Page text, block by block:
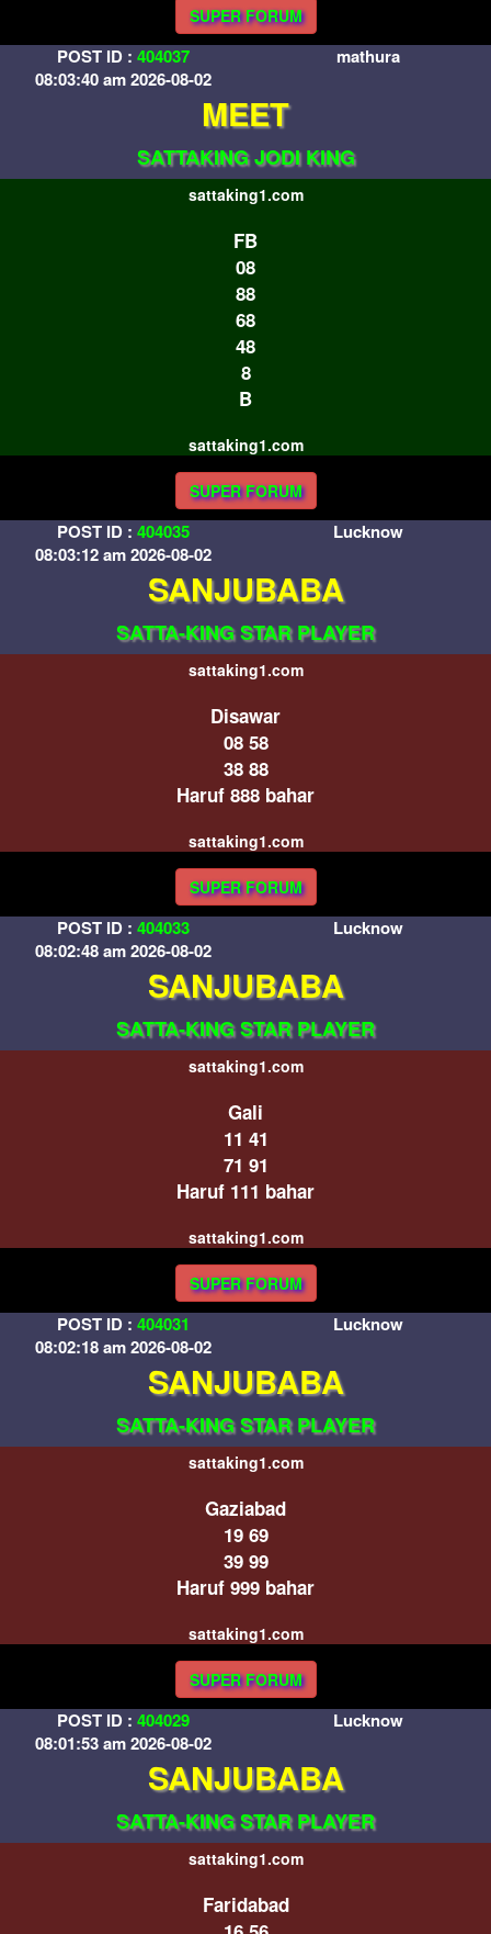
SUPER FORUM
POST ID : 404037
08:03:40 am 2026-08-02
mathura
MEET
SATTAKING JODI KING
sattaking1.com
FB
08
88
68
48
8
B
sattaking1.com
SUPER FORUM
POST ID : 404035
08:03:12 am 2026-08-02
Lucknow
SANJUBABA
SATTA-KING STAR PLAYER
sattaking1.com
Disawar
08 58
38 88
Haruf 888 bahar
sattaking1.com
SUPER FORUM
POST ID : 404033
08:02:48 am 2026-08-02
Lucknow
SANJUBABA
SATTA-KING STAR PLAYER
sattaking1.com
Gali
11 41
71 91
Haruf 111 bahar
sattaking1.com
SUPER FORUM
POST ID : 404031
08:02:18 am 2026-08-02
Lucknow
SANJUBABA
SATTA-KING STAR PLAYER
sattaking1.com
Gaziabad
19 69
39 99
Haruf 999 bahar
sattaking1.com
SUPER FORUM
POST ID : 404029
08:01:53 am 2026-08-02
Lucknow
SANJUBABA
SATTA-KING STAR PLAYER
sattaking1.com
Faridabad